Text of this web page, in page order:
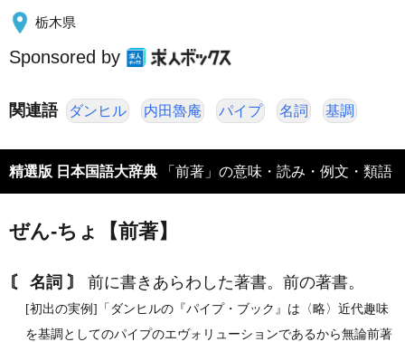
栃木県
Sponsored by
関連語 ダンヒル 内田魯庵 パイプ 名詞 基調
精選版 日本国語大辞典 「前著」の意味・読み・例文・類語
ぜん‐ちょ【前著】
〘 名詞 〙 前に書きあらわした著書。前の著書。
[初出の実例]「ダンヒルの『パイプ・ブック』は〈略〉近代趣味
を基調としてのパイプのエヴォリューションであるから無論前著